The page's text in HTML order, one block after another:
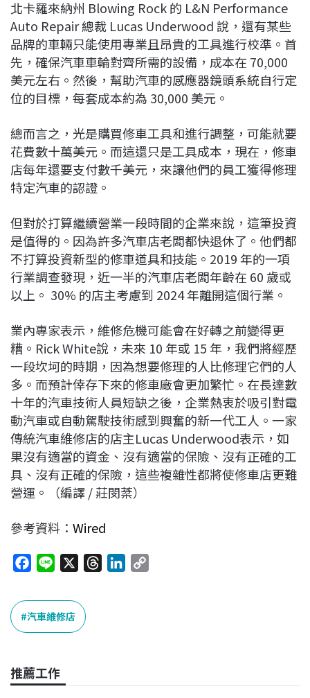
北卡羅來納州 Blowing Rock 的 L&N Performance
Auto Repair 總裁 Lucas Underwood 說，還有某些
品牌的車輛只能使用專業且昂貴的工具進行校準。首
先，確保汽車車輪對齊所需的設備，成本在 70,000
美元左右。然後，幫助汽車的感應器鏡頭系統自行定
位的目標，每套成本約為 30,000 美元。
總而言之，光是購買修車工具和進行調整，可能就要
花費數十萬美元。而這還只是工具成本，現在，修車
店每年還要支付數千美元，來讓他們的員工獲得修理
特定汽車的認證。
但對於打算繼續營業一段時間的企業來說，這筆投資
是值得的。因為許多汽車店老闆都快退休了。他們都
不打算投資新型的修車道具和技能。2019 年的一項
行業調查發現，近一半的汽車店老闆年齡在 60 歲或
以上。 30% 的店主考慮到 2024 年離開這個行業。
業內專家表示，維修危機可能會在好轉之前變得更
糟。Rick White說，未來 10 年或 15 年，我們將經歷
一段坎坷的時期，因為想要修理的人比修理它們的人
多。而預計倖存下來的修車廠會更加繁忙。在長達數
十年的汽車技術人員短缺之後，企業熱衷於吸引對電
動汽車或自動駕駛技術感到興奮的新一代工人。一家
傳統汽車維修店的店主Lucas Underwood表示，如
果沒有適當的資金、沒有適當的保險、沒有正確的工
具、沒有正確的保險，這些複雜性都將使修車店更難
營運。（編譯 / 莊閔棻）
參考資料： Wired
c
e
b
o
k
n
e
n
k
汽車維修店
推薦工作